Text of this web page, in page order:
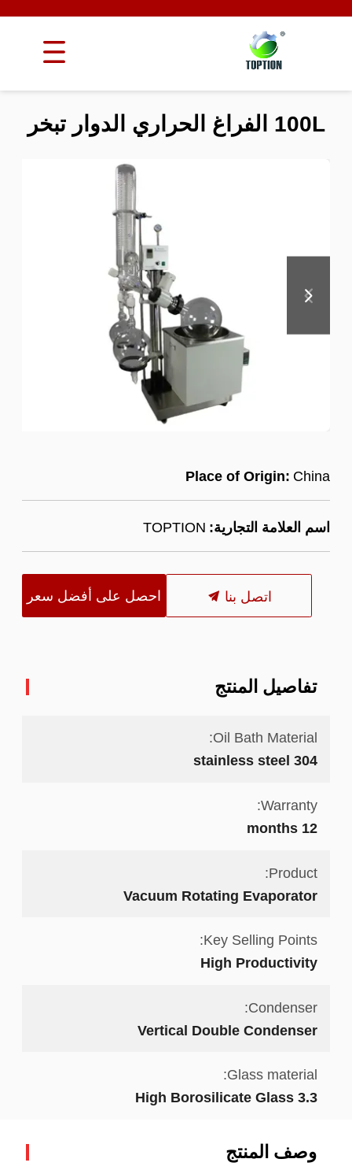
Place of Origin: China
اسم العلامة التجارية: TOPTION
اتصل بنا احصل على أفضل سعر
100L الفراغ الحراري الدوار تبخر
تفاصيل المنتج
Oil Bath Material:
304 stainless steel
Warranty:
12 months
Product:
Vacuum Rotating Evaporator
Key Selling Points:
High Productivity
Condenser:
Vertical Double Condenser
Glass material:
High Borosilicate Glass 3.3
وصف المنتج